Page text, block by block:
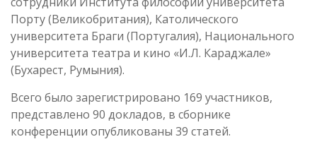
Порту (Великобритания), Католического
университета Браги (Португалия), Национального
университета театра и кино «И.Л. Караджале»
(Бухарест, Румыния).
Всего было зарегистрировано 169 участников,
представлено 90 докладов, в сборнике
конференции опубликованы 39 статей.